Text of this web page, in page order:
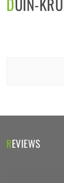
REVIEWS